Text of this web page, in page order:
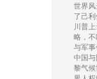
世界
了己
川普
略，
与军
中国
黎气